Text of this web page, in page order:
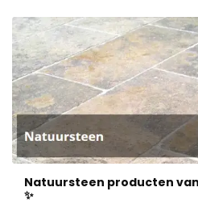
🛁 Of u nu een complete
vernieuwen of een stijlvolle
uw keuken – bij ROSS bent
Wij helpen u graag bij het
die jarenlang meegaat én
🔍 Kom langs en ervaar
begint bij ROSS.
Natuursteen producten
✨